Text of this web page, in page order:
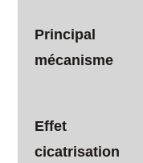
Principal
mécanisme
Effet
cicatrisation